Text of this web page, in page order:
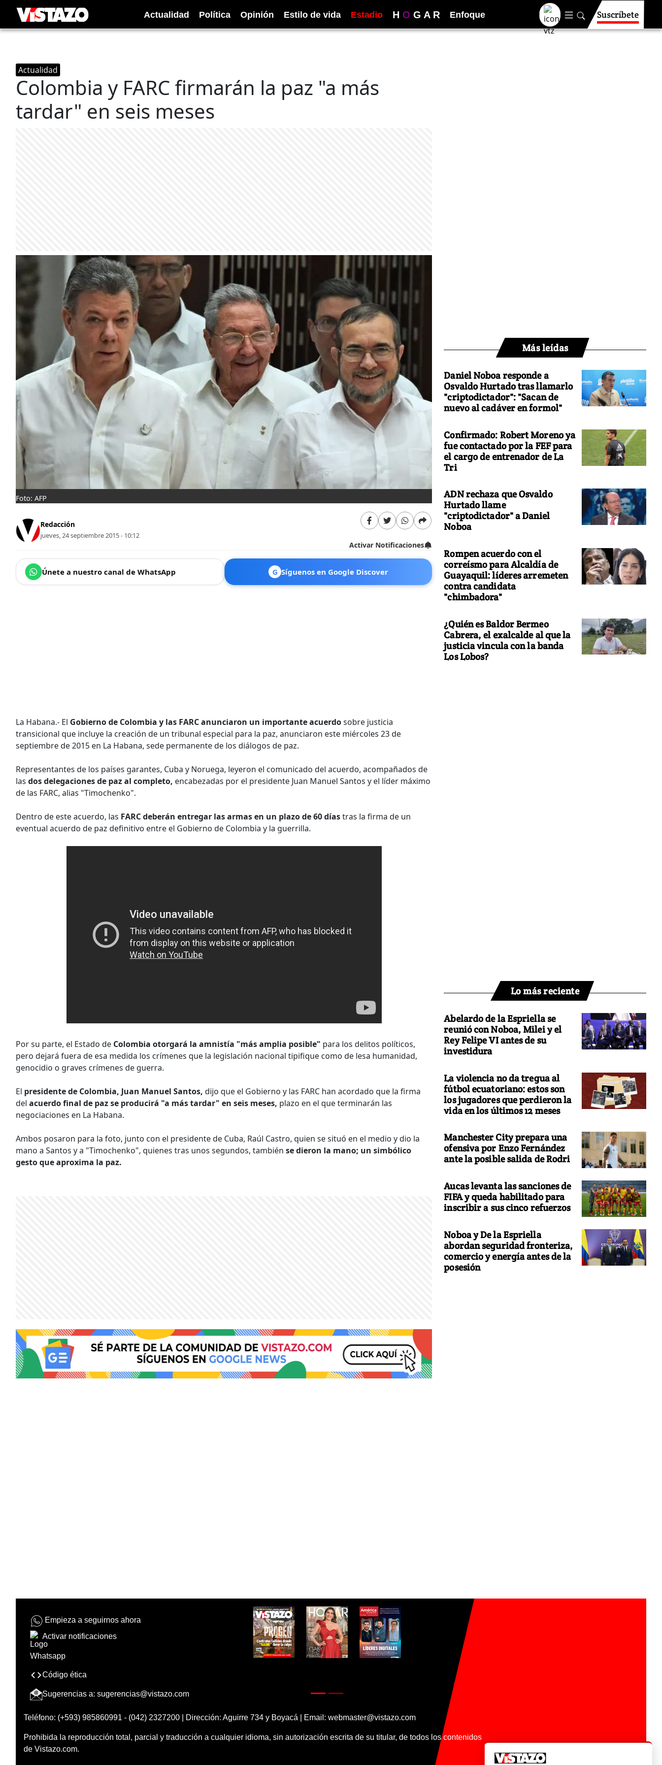
Actualidad Política Opinión Estilo de vida Estadio H O G A R Enfoque Suscríbete
Actualidad
Colombia y FARC firmarán la paz "a más
tardar" en seis meses
Foto: AFP
Redacción
jueves, 24 septiembre 2015 - 10:12
Activar Notificaciones
Únete a nuestro canal de WhatsApp G Síguenos en Google Discover
La Habana.- El Gobierno de Colombia y las FARC anunciaron un importante acuerdosobre justicia
transicional que incluye la creación de un tribunal especial para la paz, anunciaron este miércoles 23 de
septiembre de 2015 en La Habana, sede permanente de los diálogos de paz.
Representantes de los países garantes, Cuba y Noruega, leyeron el comunicado del acuerdo, acompañados de
las dos delegaciones de paz al completo, encabezadas por el presidente Juan Manuel Santos y el líder máximo
de las FARC, alias "Timochenko".
Dentro de este acuerdo, las FARC deberán entregar las armas en un plazo de 60 díastras la firma de un
eventual acuerdo de paz definitivo entre el Gobierno de Colombia y la guerrilla.
Por su parte, el Estado de Colombia otorgará la amnistía "más amplia posible" para los delitos políticos,
pero dejará fuera de esa medida los crímenes que la legislación nacional tipifique como de lesa humanidad,
genocidio o graves crímenes de guerra.
El presidente de Colombia, Juan Manuel Santos, dijo que el Gobierno y las FARC han acordado que la firma
del acuerdo final de paz se producirá "a más tardar" en seis meses, plazo en el que terminarán las
negociaciones en La Habana.
Ambos posaron para la foto, junto con el presidente de Cuba, Raúl Castro, quien se situó en el medio y dio la
mano a Santos y a "Timochenko", quienes tras unos segundos, también se dieron la mano; un simbólico
gesto que aproxima la paz.
Más leídas
Daniel Noboa responde a
Osvaldo Hurtado tras llamarlo
"criptodictador": "Sacan de
nuevo al cadáver en formol"
Confirmado: Robert Moreno ya
fue contactado por la FEF para
el cargo de entrenador de La
Tri
ADN rechaza que Osvaldo
Hurtado llame
"criptodictador" a Daniel
Noboa
Rompen acuerdo con el
correísmo para Alcaldía de
Guayaquil: líderes arremeten
contra candidata
"chimbadora"
¿Quién es Baldor Bermeo
Cabrera, el exalcalde al que la
justicia vincula con la banda
Los Lobos?
Lo más reciente
Abelardo de la Espriella se
reunió con Noboa, Milei y el
Rey Felipe VI antes de su
investidura
La violencia no da tregua al
fútbol ecuatoriano: estos son
los jugadores que perdieron la
vida en los últimos 12 meses
Manchester City prepara una
ofensiva por Enzo Fernández
ante la posible salida de Rodri
Aucas levanta las sanciones de
FIFA y queda habilitado para
inscribir a sus cinco refuerzos
Noboa y De la Espriella
abordan seguridad fronteriza,
comercio y energía antes de la
posesión
Empieza a seguirnos ahora
Activar notificaciones
Código ética
Sugerencias a: sugerencias@vistazo.com
Teléfono: (+593) 985860991 - (042) 2327200 | Dirección: Aguirre 734 y Boyacá | Email: webmaster@vistazo.com
Prohibida la reproducción total, parcial y traducción a cualquier idioma, sin autorización escrita de su titular, de todos los contenidos
de Vistazo.com.